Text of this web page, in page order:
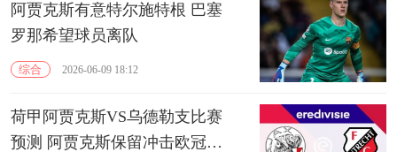
阿贾克斯有意特尔施特根 巴塞
罗那希望球员离队
综合 2026-06-09 18:12
荷甲阿贾克斯VS乌德勒支比赛
预测 阿贾克斯保留冲击欧冠席